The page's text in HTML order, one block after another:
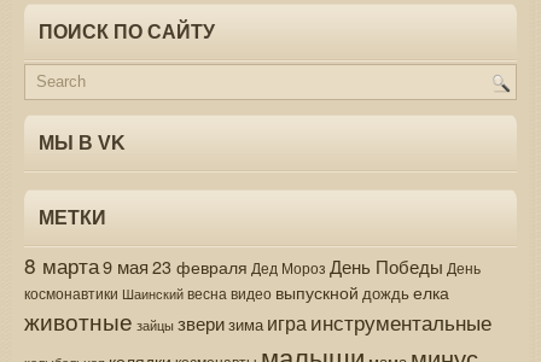
ПОИСК ПО САЙТУ
МЫ В VK
МЕТКИ
8 марта9 мая 23 февраля Дед Мороз День Победы День
космонавтики Шаинскийвесна видео выпускной дождь елка
животные зайцы зверизима играинструментальные